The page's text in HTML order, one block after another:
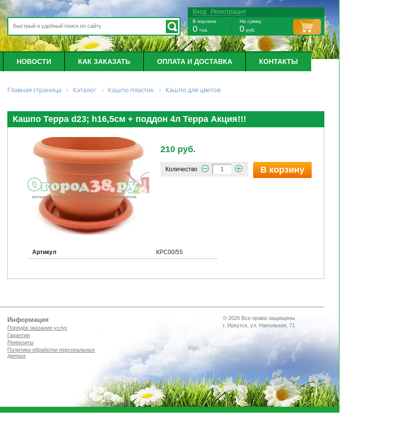
Вход / Регистрация
В корзине
0 тов.
На сумму
0 руб.
НОВОСТИ КАК ЗАКАЗАТЬ ОПЛАТА И ДОСТАВКА КОНТАКТЫ
Главная страница Каталог Кашпо пластик Кашпо для цветов
Кашпо Терра d23; h16,5см + поддон 4л Терра Акция!!!
210 руб.
Количество В корзину
Артикул КРС00/55
Информация
Порядок оказания услуг
Гарантии
Реквизиты
Политика обработки персональных
данных
© 2026 Все права защищены
г. Иркутск, ул. Напольная, 71